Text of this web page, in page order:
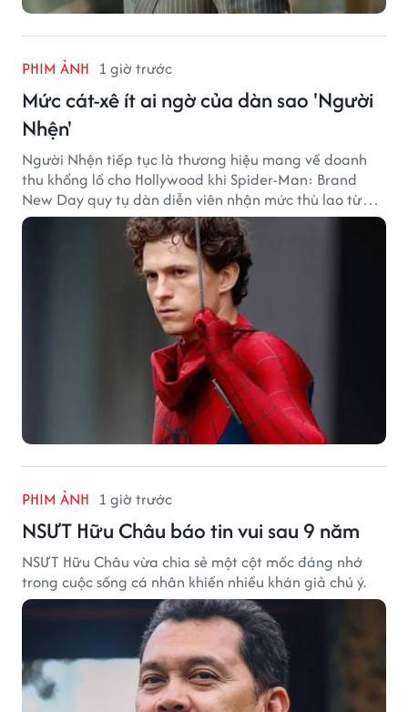
PHIM ẢNH 1 giờ trước
Mức cát-xê ít ai ngờ của dàn sao 'Người
Nhện'
Người Nhện tiếp tục là thương hiệu mang về doanh
thu khổng lồ cho Hollywood khi Spider-Man: Brand
New Day quy tụ dàn diễn viên nhận mức thù lao từ
hàng chục đến hàng trăm tỷ đồng. Thành công phòng
vé của bộ phim cũng giúp nhiều ngôi sao sở hữu khoản
thu nhập đáng mơ ước.
PHIM ẢNH 1 giờ trước
NSƯT Hữu Châu báo tin vui sau 9 năm
NSƯT Hữu Châu vừa chia sẻ một cột mốc đáng nhớ
trong cuộc sống cá nhân khiến nhiều khán giả chú ý.